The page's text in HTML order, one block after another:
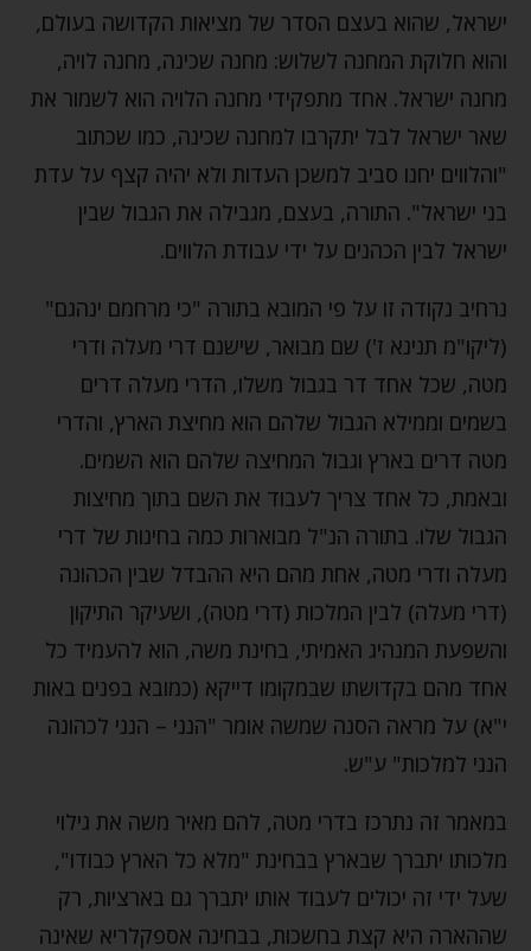
ישראל, שהוא בעצם הסדר של מציאות הקדושה בעולם,
והוא חלוקת המחנה לשלוש: מחנה שכינה, מחנה לויה,
מחנה ישראל. אחד מתפקידי מחנה הלויה הוא לשמור את
שאר ישראל לבל יתקרבו למחנה שכינה, כמו שכתוב
"והלווים יחנו סביב למשכן העדות ולא יהיה קצף על עדת
בני ישראל". התורה, בעצם, מגבילה את הגבול שבין
ישראל לבין הכהנים על ידי עבודת הלווים.
נרחיב נקודה זו על פי המובא בתורה "כי מרחמם ינהגם"
(ליקו"מ תנינא ז') שם מבואר, שישנם דרי מעלה ודרי
מטה, שכל אחד דר בגבול משלו, הדרי מעלה דרים
בשמים וממילא הגבול שלהם הוא מחיצת הארץ, והדרי
מטה דרים בארץ וגבול המחיצה שלהם הוא השמים.
ובאמת, כל אחד צריך לעבוד את השם בתוך מחיצות
הגבול שלו. בתורה הנ"ל מבוארות כמה בחינות של דרי
מעלה ודרי מטה, אחת מהם היא ההבדל שבין הכהונה
(דרי מעלה) לבין המלכות (דרי מטה), ושעיקר התיקון
והשפעת המנהיג האמיתי, בחינת משה, הוא להעמיד כל
אחד מהם בקדושתו שבמקומו דייקא (כמובא בפנים באות
י"א) על מראה הסנה שמשה אומר "הנני – הנני לכהונה
הנני למלכות" ע"ש.
במאמר זה נתרכז בדרי מטה, להם מאיר משה את גילוי
מלכותו יתברך שבארץ בבחינת "מלא כל הארץ כבודו",
שעל ידי זה יכולים לעבוד אותו יתברך גם בארציות, רק
שההארה היא קצת בחשכות, בבחינה אספקלריא שאינה